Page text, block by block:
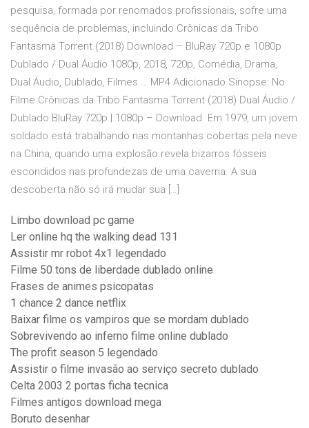
pesquisa, formada por renomados profissionais, sofre uma
sequência de problemas, incluindo Crônicas da Tribo
Fantasma Torrent (2018) Download – BluRay 720p e 1080p
Dublado / Dual Áudio 1080p, 2018, 720p, Comédia, Drama,
Dual Áudio, Dublado, Filmes … MP4 Adicionado Sinopse: No
Filme Crônicas da Tribo Fantasma Torrent (2018) Dual Áudio /
Dublado BluRay 720p | 1080p – Download. Em 1979, um jovem
soldado está trabalhando nas montanhas cobertas pela neve
na China, quando uma explosão revela bizarros fósseis
escondidos nas profundezas de uma caverna. A sua
descoberta não só irá mudar sua […]
Limbo download pc game
Ler online hq the walking dead 131
Assistir mr robot 4x1 legendado
Filme 50 tons de liberdade dublado online
Frases de animes psicopatas
1 chance 2 dance netflix
Baixar filme os vampiros que se mordam dublado
Sobrevivendo ao inferno filme online dublado
The profit season 5 legendado
Assistir o filme invasão ao serviço secreto dublado
Celta 2003 2 portas ficha tecnica
Filmes antigos download mega
Boruto desenhar